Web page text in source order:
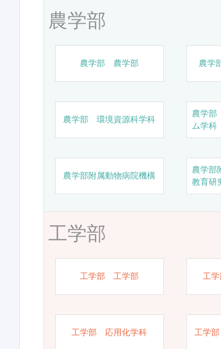
農学部
農学部 農学部 農学
農学部 環境資源科学科
農学
ム学科
農学部附属動物病院機構
農学部
教育研
工学部
工学部 工学部 工
工学部 応用化学科 工学